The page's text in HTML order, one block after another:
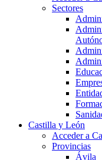
Sectores
Castilla y León
Acceder a
Provincias
Ávila